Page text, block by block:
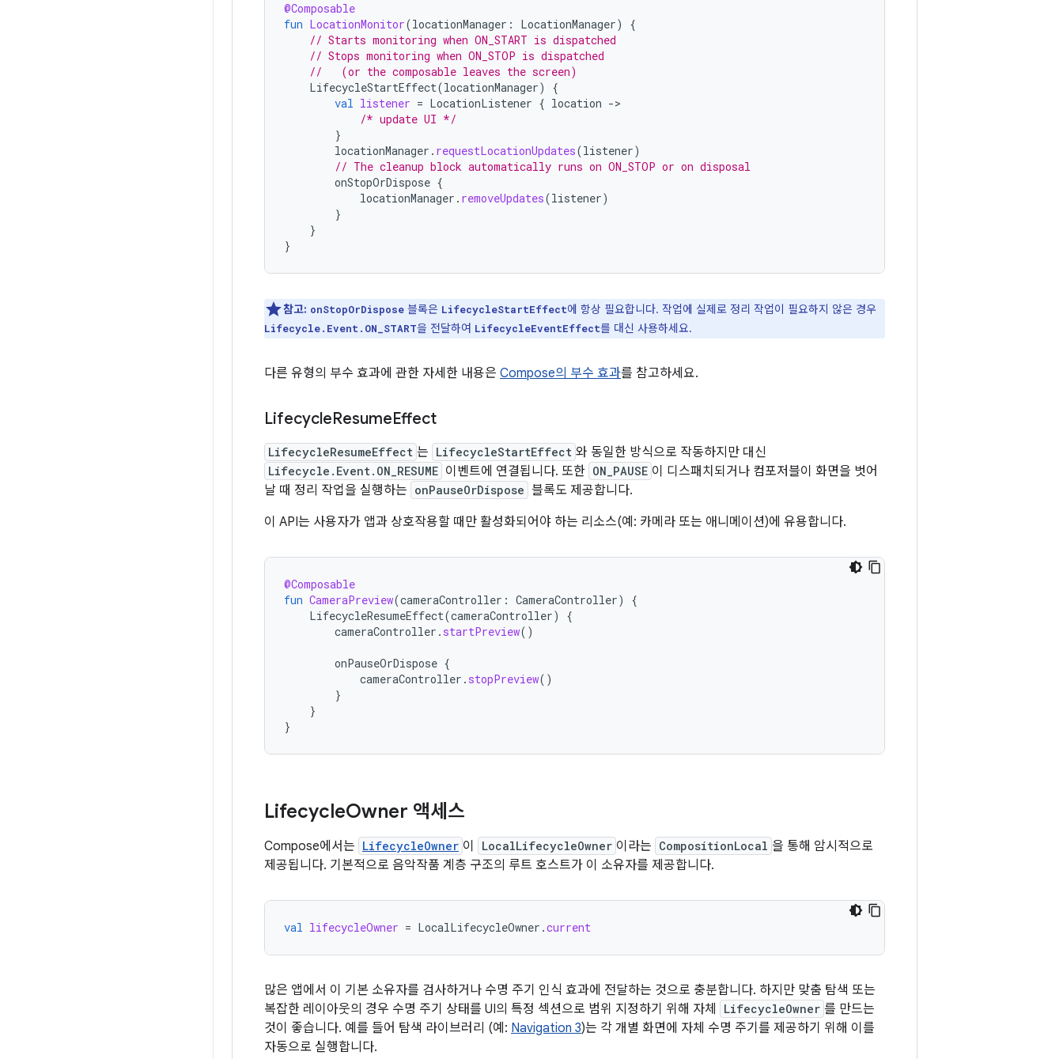
@Composable
fun LocationMonitor(locationManager : LocationManager)
{
// Starts monitoring when ON_START is dispatched
// Stops monitoring when ON_STOP is dispatched
//   (or the composable leaves the screen)
LifecycleStartEffect(locationManager)
{
val listener = LocationListener { location -
/* update UI */
}
locationManager . requestLocationUpdates(listener)
// The cleanup block automatically runs on ON_STOP or on disposal
onStopOrDispose {
locationManager . removeUpdates(listener)
}
}
}
참고: onStopOrDispose 블록은 LifecycleStartEffect에 항상 필요합니다. 작업에 실제로 정리 작업이 필요하지 않은 경우
Lifecycle.Event.ON_START을 전달하여 LifecycleEventEffect를 대신 사용하세요.
다른 유형의 부수 효과에 관한 자세한 내용은 Compose의 부수 효과를 참고하세요.
LifecycleResumeEffect
LifecycleResumeEffect 는 LifecycleStartEffect 와 동일한 방식으로 작동하지만 대신
Lifecycle.Event.ON_RESUME 이벤트에 연결됩니다. 또한 ON_PAUSE 이 디스패치되거나 컴포저블이 화면을 벗어
날 때 정리 작업을 실행하는 onPauseOrDispose 블록도 제공합니다.
이 API는 사용자가 앱과 상호작용할 때만 활성화되어야 하는 리소스(예: 카메라 또는 애니메이션)에 유용합니다.
@Composable
fun CameraPreview(cameraController : CameraController)
{
LifecycleResumeEffect(cameraController)
{
cameraController . startPreview()
onPauseOrDispose {
cameraController . stopPreview()
}
}
}
LifecycleOwner 액세스
Compose에서는 LifecycleOwner 이 LocalLifecycleOwner 이라는 CompositionLocal 을 통해 암시적으로
제공됩니다. 기본적으로 음악작품 계층 구조의 루트 호스트가 이 소유자를 제공합니다.
val lifecycleOwner = LocalLifecycleOwner .current
많은 앱에서 이 기본 소유자를 검사하거나 수명 주기 인식 효과에 전달하는 것으로 충분합니다. 하지만 맞춤 탐색 또는
복잡한 레이아웃의 경우 수명 주기 상태를 UI의 특정 섹션으로 범위 지정하기 위해 자체
LifecycleOwner 를 만드는
것이 좋습니다. 예를 들어 탐색 라이브러리 (예: Navigation 3)는 각 개별 화면에 자체 수명 주기를 제공하기 위해 이를
자동으로 실행합니다.